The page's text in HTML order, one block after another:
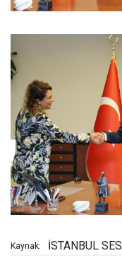
Kaynak: İSTANBUL SES